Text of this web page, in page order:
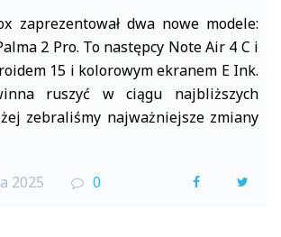
zaprezentował dwa nowe modele:
2 Pro. To następcy Note Air 4 C i
15 i kolorowym ekranem E Ink.
ruszyć w ciągu najbliższych
zebraliśmy najważniejsze zmiany
2025 0
F